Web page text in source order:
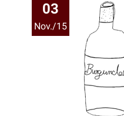
03
Nov./15